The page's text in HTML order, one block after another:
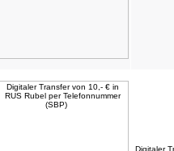
Digitaler